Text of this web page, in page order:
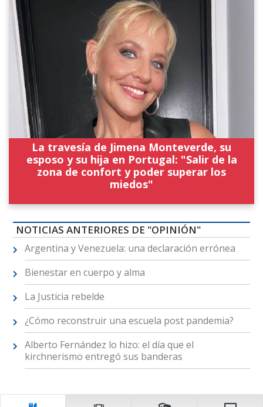
La travesía de Jimena Monteverde, su
esposo y su hija en Portugal: "Salir de la
zona de confort y poder superar los
miedos"
NOTICIAS ANTERIORES DE "OPINIÓN"
Argentina y Venezuela: una declaración errónea
Bienestar en cuerpo y alma
La Justicia rebelde
¿Cómo reconstruir una escuela post pandemia?
Alberto Fernández lo hizo: el día que el
kirchnerismo entregó sus banderas